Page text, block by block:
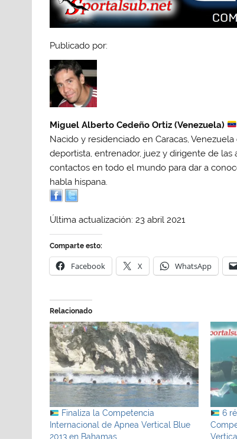
Publicado por:
Miguel Alberto Cedeño Ortiz (Venezuela)
Nacido y residenciado en Caracas,
deportista, entrenador, juez y dirigente de
contactos en todo el mundo para dar a
habla hispana.
Última actualización: 23 abril 2021
Comparte esto:
Facebook X WhatsApp
Relacionado
Finaliza la Competencia
Internacional de Apnea Vertical Blue
2013 en Bahamas
6